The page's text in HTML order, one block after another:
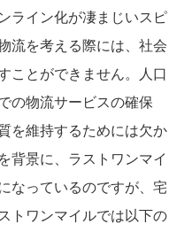
ライン化が凄まじいスピ
流を考える際には、社会
ことができません。人口
の物流サービスの確保
を維持するためには欠か
背景に、ラストワンマイ
なっているのですが、宅
トワンマイルでは以下の